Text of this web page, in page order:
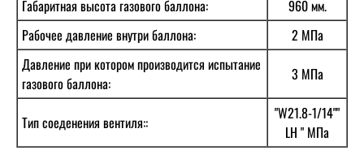
Габаритная высота газового баллона:
960 мм.
Рабочее давление внутри баллона:
2 МПа
Давление при котором производится испытание
газового баллона:
3 МПа
Тип соеденения вентиля::
"W21.8-1/14""
LH " МПа